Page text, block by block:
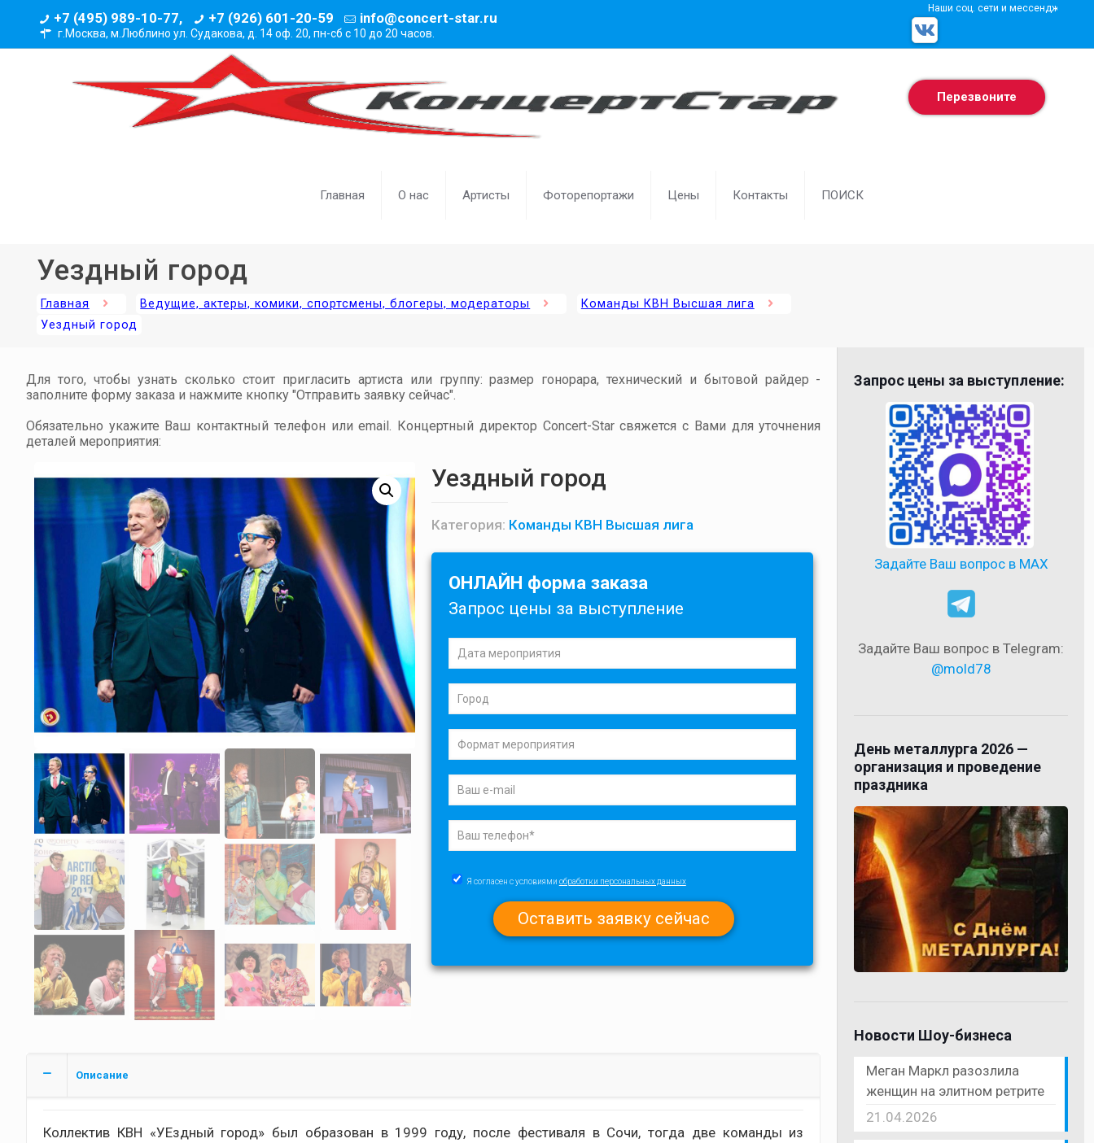
+7 (495) 989-10-77, +7 (926) 601-20-59 info@concert-star.ru
г.Москва, м.Люблино ул. Судакова, д. 14 оф. 20, пн-сб с 10 до 20 часов.
Наши соц. сети и мессенджеры
Главная О нас Артисты Фоторепортажи Цены Контакты ПОИСК
Перезвоните
Уездный город
Главная Ведущие, актеры, комики, спортсмены, блогеры, модераторы
Команды КВН Высшая лига
Уездный город
Для того, чтобы узнать сколько стоит пригласить артиста или группу: размер гонорара, технический и бытовой райдер -
заполните форму заказа и нажмите кнопку "Отправить заявку сейчас".
Обязательно укажите Ваш контактный телефон или email. Концертный директор Concert-Star свяжется с Вами для уточнения
деталей мероприятия:
Уездный город
Категория: Команды КВН Высшая лига
ОНЛАЙН форма заказа
Запрос цены за выступление
Я согласен с условиями обработки персональных данных
Описание
Коллектив КВН «УЕздный город» был образован в 1999 году, после фестиваля в Сочи, тогда две команды из
Запрос цены за выступление:
Задайте Ваш вопрос в MAX
Задайте Ваш вопрос в Telegram:
@mold78
День металлурга 2026 —
организация и проведение
праздника
Новости Шоу-бизнеса
Меган Маркл разозлила
женщин на элитном ретрите
21.04.2026